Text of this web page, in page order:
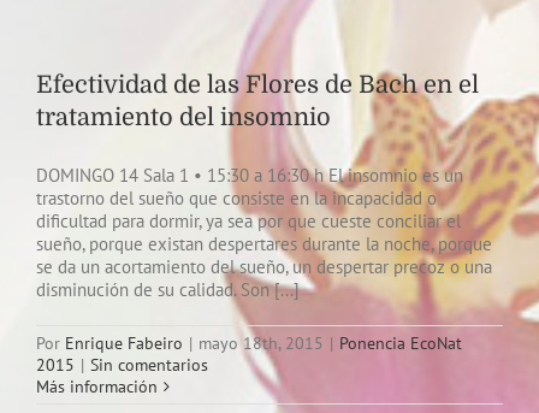
Efectividad de las Flores de Bach en el
tratamiento del insomnio
DOMINGO 14 Sala 1 • 15:30 a 16:30 h El insomnio es un
trastorno del sueño que consiste en la incapacidad o
dificultad para dormir, ya sea por que cueste conciliar el
sueño, porque existan despertares durante la noche, porque
se da un acortamiento del sueño, un despertar precoz o una
disminución de su calidad. Son [...]
Por Enrique Fabeiro | mayo 18th, 2015 | Ponencia EcoNat
2015 | Sin comentarios
Más información